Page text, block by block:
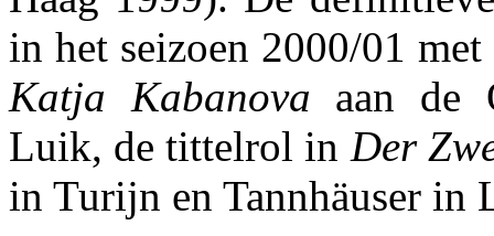
in het seizoen 2000/01
Katja Kabanova aan de
Luik, de tittelrol in Der
in Turijn en Tannhäuser in